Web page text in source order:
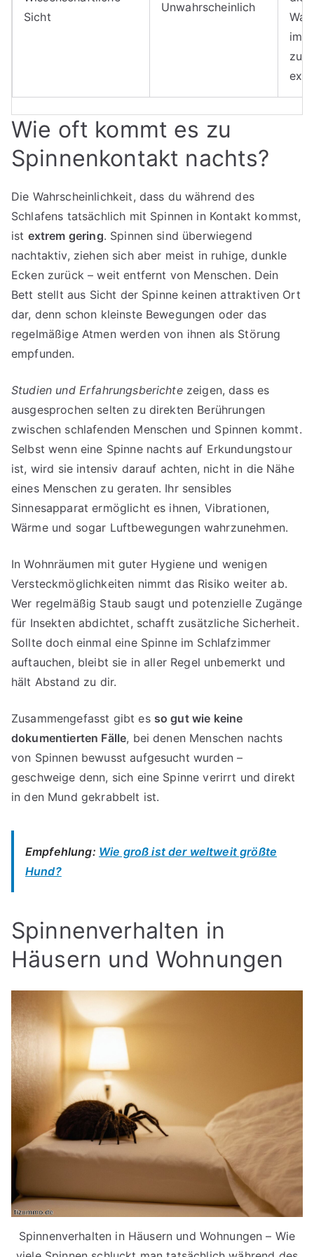
Sicht
Unwahrscheinlich
im
zu
Wie oft kommt es zu
Spinnenkontakt nachts?
Die Wahrscheinlichkeit, dass du während des
Schlafens tatsächlich mit Spinnen in Kontakt kommst,
ist extrem gering. Spinnen sind überwiegend
nachtaktiv, ziehen sich aber meist in ruhige, dunkle
Ecken zurück – weit entfernt von Menschen. Dein
Bett stellt aus Sicht der Spinne keinen attraktiven Ort
dar, denn schon kleinste Bewegungen oder das
regelmäßige Atmen werden von ihnen als Störung
empfunden.
Studien und Erfahrungsberichtezeigen, dass es
ausgesprochen selten zu direkten Berührungen
zwischen schlafenden Menschen und Spinnen kommt.
Selbst wenn eine Spinne nachts auf Erkundungstour
ist, wird sie intensiv darauf achten, nicht in die Nähe
eines Menschen zu geraten. Ihr sensibles
Sinnesapparat ermöglicht es ihnen, Vibrationen,
Wärme und sogar Luftbewegungen wahrzunehmen.
In Wohnräumen mit guter Hygiene und wenigen
Versteckmöglichkeiten nimmt das Risiko weiter ab.
Wer regelmäßig Staub saugt und potenzielle Zugänge
für Insekten abdichtet, schafft zusätzliche Sicherheit.
Sollte doch einmal eine Spinne im Schlafzimmer
auftauchen, bleibt sie in aller Regel unbemerkt und
hält Abstand zu dir.
Zusammengefasst gibt es so gut wie keine
dokumentierten Fälle, bei denen Menschen nachts
von Spinnen bewusst aufgesucht wurden –
geschweige denn, sich eine Spinne verirrt und direkt
in den Mund gekrabbelt ist.
Empfehlung: Wie groß ist der weltweit größte
Hund?
Spinnenverhalten in
Häusern und Wohnungen
Spinnenverhalten in Häusern und Wohnungen – Wie